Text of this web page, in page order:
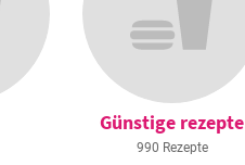
Günstige rezepte
990 Rezepte